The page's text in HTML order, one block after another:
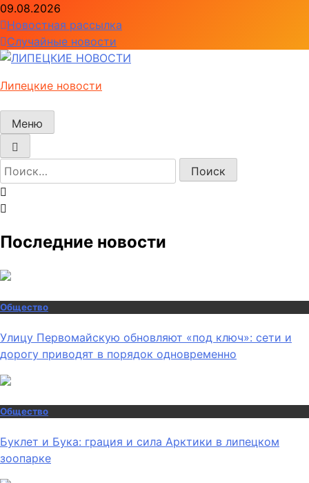
Перейти
к
содержимому
09.08.2026
Новостная рассылка
Случайные новости
Липецкие новости
Меню
Найти:
Последние новости
Общество
Улицу Первомайскую обновляют «под ключ»: сети и
дорогу приводят в порядок одновременно
Общество
Буклет и Бука: грация и сила Арктики в липецком
зоопарке